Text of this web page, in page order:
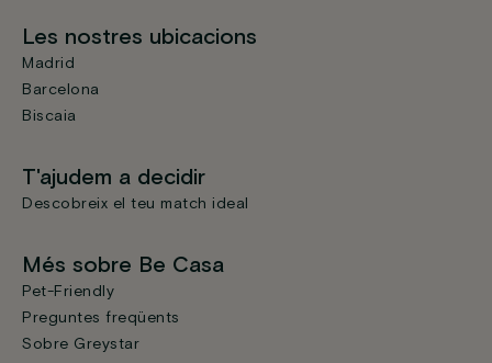
Les nostres ubicacions
Madrid
Barcelona
Biscaia
T'ajudem a decidir
Descobreix el teu match ideal
Més sobre Be Casa
Pet-Friendly
Preguntes freqüents
Sobre Greystar